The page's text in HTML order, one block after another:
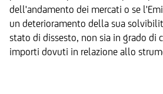
dell'andamento dei mercati o se
un deterioramento della sua
stato di dissesto, non sia in grado di
importi dovuti in relazione allo